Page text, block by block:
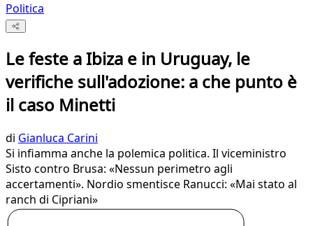
Politica
Le feste a Ibiza e in Uruguay, le
verifiche sull'adozione: a che punto è
il caso Minetti
di Gianluca Carini
Si infiamma anche la polemica politica. Il viceministro
Sisto contro Brusa: «Nessun perimetro agli
accertamenti». Nordio smentisce Ranucci: «Mai stato al
ranch di Cipriani»